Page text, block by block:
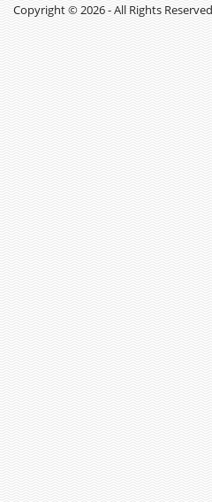
Copyright © 2026 - All Rights